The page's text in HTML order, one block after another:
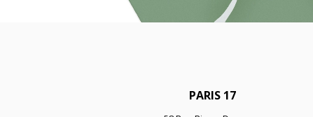
PARIS 17